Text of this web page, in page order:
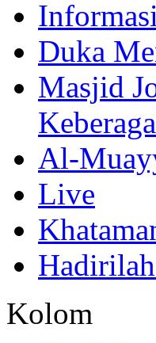
Duka
Masjid
Al-
Live
Kolom